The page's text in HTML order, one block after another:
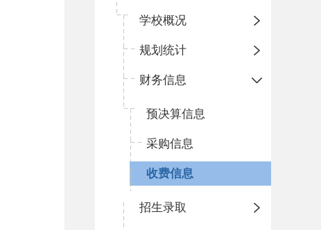
学校概况
规划统计
财务信息
预决算信息
采购信息
收费信息
招生录取